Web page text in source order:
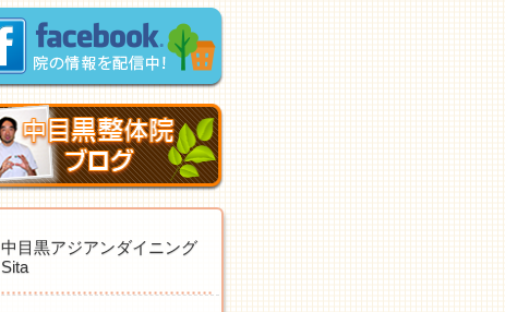
中目黒アジアンダイニング
Sita